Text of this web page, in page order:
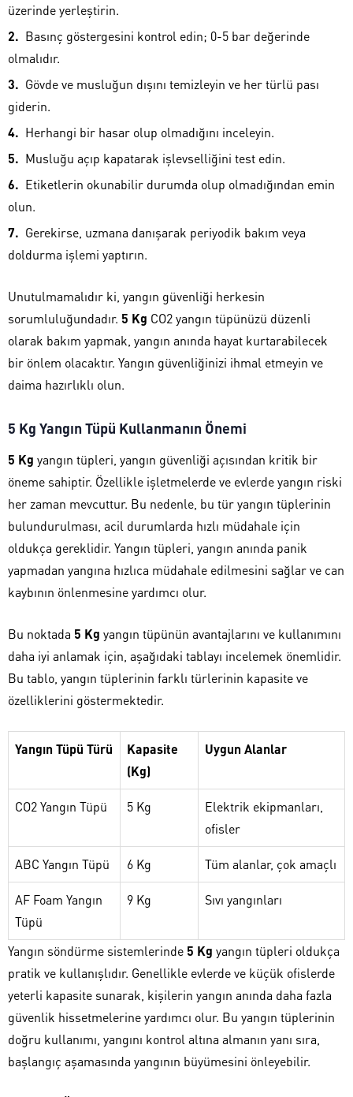
üzerinde yerleştirin.
Basınç göstergesini kontrol edin; 0-5 bar değerinde
olmalıdır.
Gövde ve musluğun dışını temizleyin ve her türlü pası
giderin.
Herhangi bir hasar olup olmadığını inceleyin.
Musluğu açıp kapatarak işlevselliğini test edin.
Etiketlerin okunabilir durumda olup olmadığından emin
olun.
Gerekirse, uzmana danışarak periyodik bakım veya
doldurma işlemi yaptırın.
Unutulmamalıdır ki, yangın güvenliği herkesin
sorumluluğundadır. 5 Kg CO2 yangın tüpünüzü düzenli
olarak bakım yapmak, yangın anında hayat kurtarabilecek
bir önlem olacaktır. Yangın güvenliğinizi ihmal etmeyin ve
daima hazırlıklı olun.
5 Kg Yangın Tüpü Kullanmanın Önemi
5 Kg yangın tüpleri, yangın güvenliği açısından kritik bir
öneme sahiptir. Özellikle işletmelerde ve evlerde yangın riski
her zaman mevcuttur. Bu nedenle, bu tür yangın tüplerinin
bulundurulması, acil durumlarda hızlı müdahale için
oldukça gereklidir. Yangın tüpleri, yangın anında panik
yapmadan yangına hızlıca müdahale edilmesini sağlar ve can
kaybının önlenmesine yardımcı olur.
Bu noktada 5 Kg yangın tüpünün avantajlarını ve kullanımını
daha iyi anlamak için, aşağıdaki tablayı incelemek önemlidir.
Bu tablo, yangın tüplerinin farklı türlerinin kapasite ve
özelliklerini göstermektedir.
Yangın Tüpü Türü
Kapasite
(Kg)
Uygun Alanlar
CO2 Yangın Tüpü 5 Kg
Elektrik ekipmanları,
ofisler
ABC Yangın Tüpü 6 Kg Tüm alanlar, çok amaçlı
AF Foam Yangın
Tüpü
9 Kg Sıvı yangınları
Yangın söndürme sistemlerinde 5 Kg yangın tüpleri oldukça
pratik ve kullanışlıdır. Genellikle evlerde ve küçük ofislerde
yeterli kapasite sunarak, kişilerin yangın anında daha fazla
güvenlik hissetmelerine yardımcı olur. Bu yangın tüplerinin
doğru kullanımı, yangını kontrol altına almanın yanı sıra,
başlangıç aşamasında yangının büyümesini önleyebilir.